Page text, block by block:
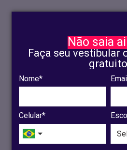
Não saia
Faça seu vestibular
gratuito
Nome*
Celular*
INSCRIÇÃO
OLINDA
RECIFE